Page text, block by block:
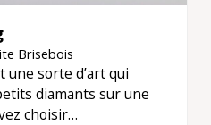
Brisebois
une sorte d’art qui
diamants sur une
choisir…